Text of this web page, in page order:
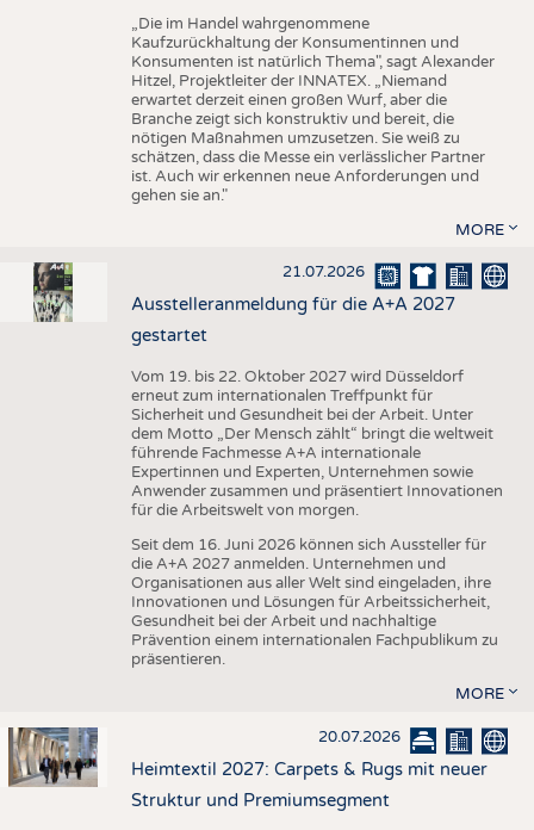
„Die im Handel wahrgenommene
Kaufzurückhaltung der Konsumentinnen und
Konsumenten ist natürlich Thema", sagt Alexander
Hitzel, Projektleiter der INNATEX. „Niemand
erwartet derzeit einen großen Wurf, aber die
Branche zeigt sich konstruktiv und bereit, die
nötigen Maßnahmen umzusetzen. Sie weiß zu
schätzen, dass die Messe ein verlässlicher Partner
ist. Auch wir erkennen neue Anforderungen und
gehen sie an."
MORE
21.07.2026
Ausstelleranmeldung für die A+A 2027
gestartet
Vom 19. bis 22. Oktober 2027 wird Düsseldorf
erneut zum internationalen Treffpunkt für
Sicherheit und Gesundheit bei der Arbeit. Unter
dem Motto „Der Mensch zählt“ bringt die weltweit
führende Fachmesse A+A internationale
Expertinnen und Experten, Unternehmen sowie
Anwender zusammen und präsentiert Innovationen
für die Arbeitswelt von morgen.
Seit dem 16. Juni 2026 können sich Aussteller für
die A+A 2027 anmelden. Unternehmen und
Organisationen aus aller Welt sind eingeladen, ihre
Innovationen und Lösungen für Arbeitssicherheit,
Gesundheit bei der Arbeit und nachhaltige
Prävention einem internationalen Fachpublikum zu
präsentieren.
MORE
20.07.2026
Heimtextil 2027: Carpets & Rugs mit neuer
Struktur und Premiumsegment